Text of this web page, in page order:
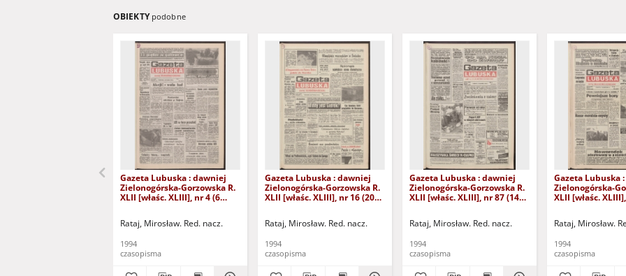
OBIEKTY podobne
Gazeta Lubuska : dawniej
Zielonogórska-Gorzowska R.
XLII [właśc. XLIII], nr 4 (6
Rataj, Mirosław. Red. nacz.
1994
czasopisma
Gazeta Lubuska : dawniej
Zielonogórska-Gorzowska R.
XLII [właśc. XLIII], nr 16 (20
Rataj, Mirosław. Red. nacz.
1994
czasopisma
Gazeta Lubuska : dawniej
Zielonogórska-Gorzowska R.
XLII [właśc. XLIII], nr 87 (14
Rataj, Mirosław. Red. nacz.
1994
czasopisma
Gazeta Lubuska
Zielonogórska-
XLII [właśc.
Rataj, Mirosław.
1994
czasopisma